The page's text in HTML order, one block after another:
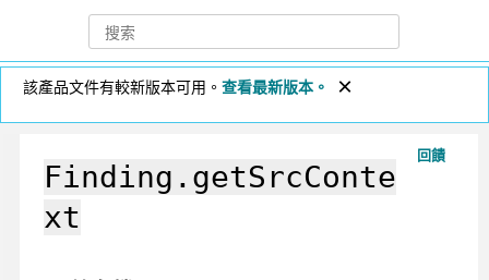
該產品文件有較新版本可用。 查看最新版本。
回饋
Finding.getSrcConte
xt